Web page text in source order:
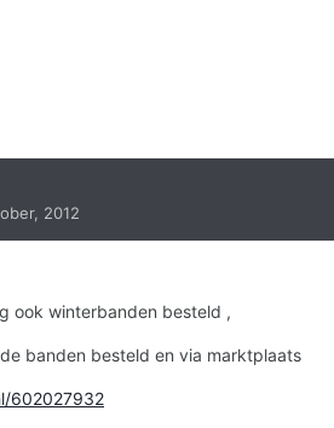
2012
ook winterbanden besteld ,
banden besteld en via marktplaats
602027932